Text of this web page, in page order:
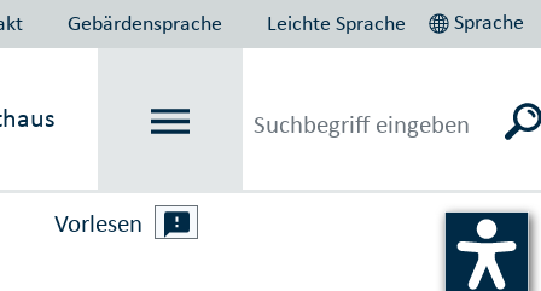
Gebärdensprache Leichte Sprache Sprache
Vorlesen